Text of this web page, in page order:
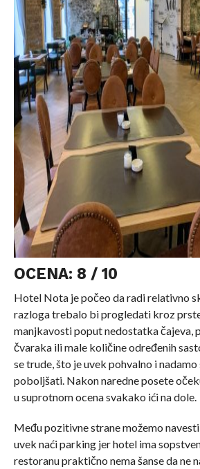
OCENA: 8 / 10
Hotel Nota je počeo da radi relativno
razloga trebalo bi progledati kroz
manjkavosti poput nedostatka čajeva,
čvaraka ili male količine određenih
se trude, što je uvek pohvalno i nadamo
poboljšati. Nakon naredne posete
u suprotnom ocena svakako ići na dole.
Među pozitivne strane možemo
uvek naći parking jer hotel ima
restoranu praktično nema šanse da ne